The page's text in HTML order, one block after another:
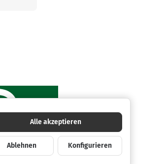
Alle akzeptieren
Ablehnen Konfigurieren